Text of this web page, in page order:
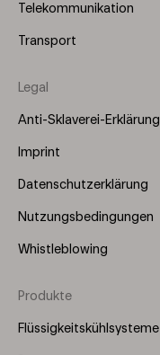
Telekommunikation
Transport
Legal
Anti-Sklaverei-Erklärung
Imprint
Datenschutzerklärung
Nutzungsbedingungen
Whistleblowing
Footer
Menu
Produkte
Flüssigkeitskühlsysteme